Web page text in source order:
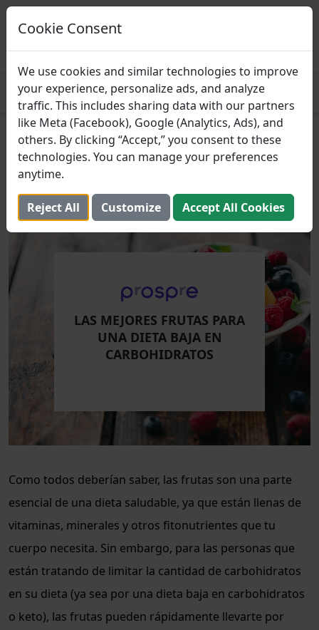
Prospre: Planificador de
comidas
Planes de alimentación basados ​​en
Las Mejores Frutas para una
Dieta Baja en Carbohidratos
25 de julio de 2021 (Actualizado: 2 de agosto de 2025)
LAS MEJORES FRUTAS PARA
UNA DIETA BAJA EN
CARBOHIDRATOS
Como todos deberían saber, las frutas son una parte
esencial de una dieta saludable, ya que están llenas de
vitaminas, minerales y otros fitonutrientes que tu
cuerpo necesita. Sin embargo, para las personas que
están tratando de limitar la cantidad de carbohidratos
en su dieta (ya sea por una dieta baja en carbohidratos
o keto), las frutas pueden rápidamente llevarte por
Cookie Consent
We use cookies and similar technologies to improve
your experience, personalize ads, and analyze
traffic. This includes sharing data with our partners
like Meta (Facebook), Google (Analytics, Ads), and
others. By clicking “Accept,” you consent to these
technologies. You can manage your preferences
anytime.
Reject All Customize Accept All Cookies